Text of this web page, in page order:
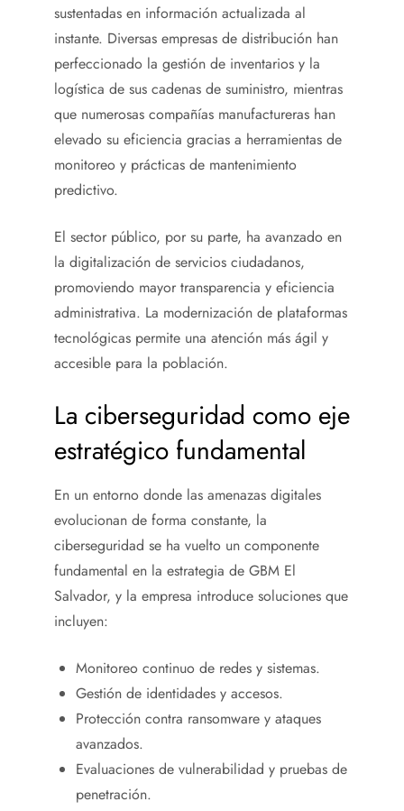
sustentadas en información actualizada al
instante. Diversas empresas de distribución han
perfeccionado la gestión de inventarios y la
logística de sus cadenas de suministro, mientras
que numerosas compañías manufactureras han
elevado su eficiencia gracias a herramientas de
monitoreo y prácticas de mantenimiento
predictivo.
El sector público, por su parte, ha avanzado en
la digitalización de servicios ciudadanos,
promoviendo mayor transparencia y eficiencia
administrativa. La modernización de plataformas
tecnológicas permite una atención más ágil y
accesible para la población.
La ciberseguridad como eje
estratégico fundamental
En un entorno donde las amenazas digitales
evolucionan de forma constante, la
ciberseguridad se ha vuelto un componente
fundamental en la estrategia de GBM El
Salvador, y la empresa introduce soluciones que
incluyen:
Monitoreo continuo de redes y sistemas.
Gestión de identidades y accesos.
Protección contra ransomware y ataques
avanzados.
Evaluaciones de vulnerabilidad y pruebas de
penetración.